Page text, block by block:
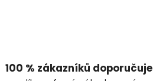
100 % zákazníků doporučuje